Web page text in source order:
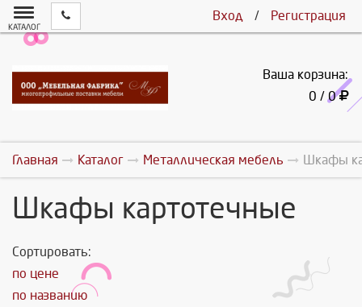
Вход / Регистрация
КАТАЛОГ
Ваша корзина:
0 / 0
Главная Каталог Металлическая мебель Шкафы
Шкафы картотечные
Сортировать:
по цене
по названию